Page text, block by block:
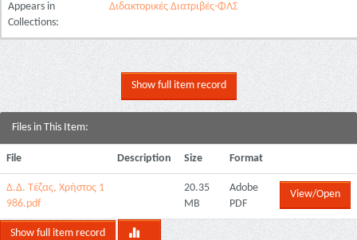
Appears in
Collections:
Διδακτορικές Διατριβές-ΦΛΣ
Show full item record
Files in This Item:
File Description Size Format
Δ.Δ. Τέζας, Χρήστος 1
986.pdf
20.35
MB
Adobe
PDF
View/Open
Show full item record